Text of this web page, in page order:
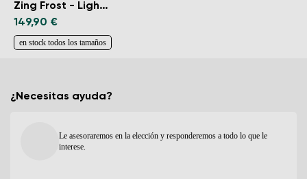
Zing Frost - Light Grey & White
149,90 €
en stock todos los tamaños
¿Necesitas ayuda?
Le asesoraremos en la elección y responderemos a todo lo que le
interese.